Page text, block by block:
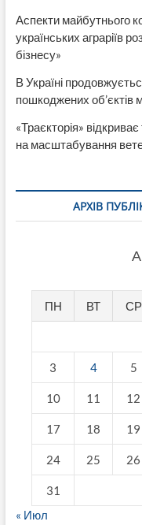
Аспекти майбутнього
українських аграріїв
бізнесу»
В Україні
пошкоджених об’єктів
«Траєкторія»
на масштабування
АРХІВ
ПН ВТ СР
3 4 5
10 11 12
17 18 19
24 25 26
31
« Июл